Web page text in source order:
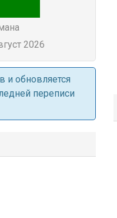
2026
и обновляется
переписи